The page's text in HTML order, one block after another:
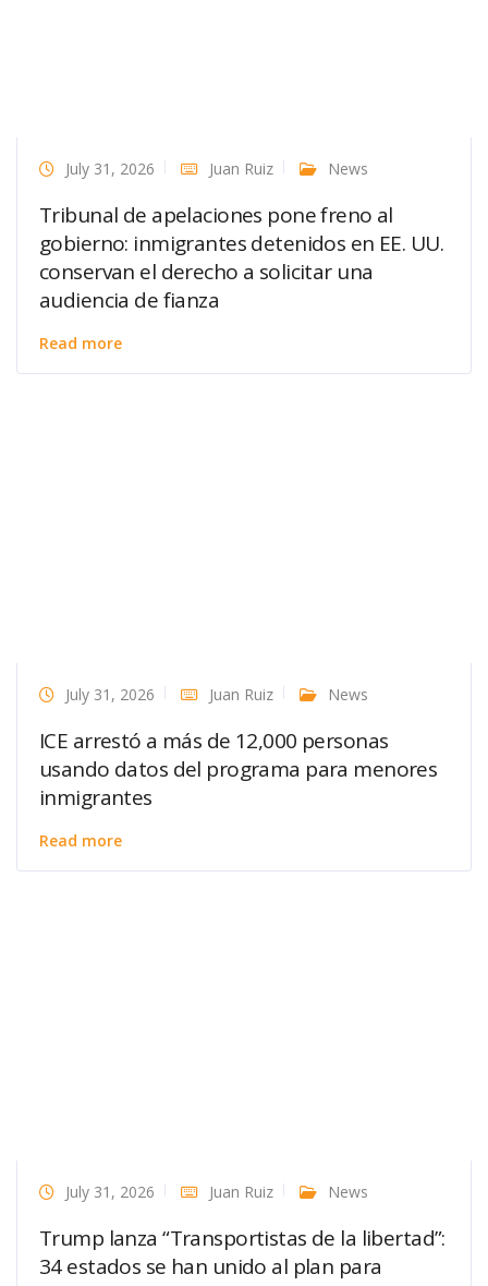
July 31, 2026 Juan Ruiz News
Tribunal de apelaciones pone freno al
gobierno: inmigrantes detenidos en EE. UU.
conservan el derecho a solicitar una
audiencia de fianza
Read more
July 31, 2026 Juan Ruiz News
ICE arrestó a más de 12,000 personas
usando datos del programa para menores
inmigrantes
Read more
July 31, 2026 Juan Ruiz News
Trump lanza “Transportistas de la libertad”:
34 estados se han unido al plan para